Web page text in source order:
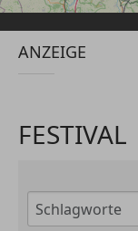
ANZEIGE
FESTIVAL